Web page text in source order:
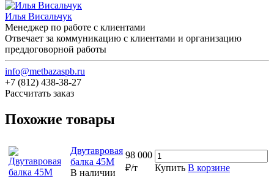
Илья Висальчук
Менеджер по работе с клиентами
Отвечает за коммуникацию с клиентами и организацию
преддоговорной работы
info@metbazaspb.ru
+7 (812) 438-38-27
Рассчитать заказ
Похожие товары
Двутавровая
балка 45М
В наличии
98 000
₽/т
Купить В корзине